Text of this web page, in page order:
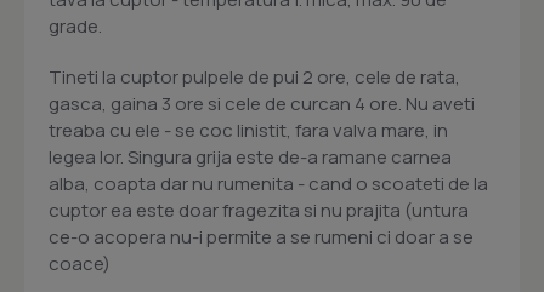
grade.
Tineti la cuptor pulpele de pui 2 ore, cele de rata,
gasca, gaina 3 ore si cele de curcan 4 ore. Nu aveti
treaba cu ele - se coc linistit, fara valva mare, in
legea lor. Singura grija este de-a ramane carnea
alba, coapta dar nu rumenita - cand o scoateti de la
cuptor ea este doar fragezita si nu prajita (untura
ce-o acopera nu-i permite a se rumeni ci doar a se
coace)